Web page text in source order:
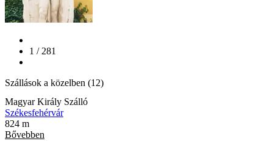
1 / 281
Szállások a közelben (12)
Magyar Király Szálló
Székesfehérvár
824 m
Bővebben